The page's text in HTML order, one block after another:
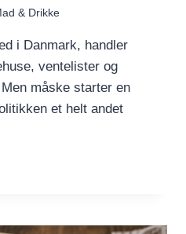
& Drikke
i Danmark, handler
ventelister og
måske starter en
et helt andet